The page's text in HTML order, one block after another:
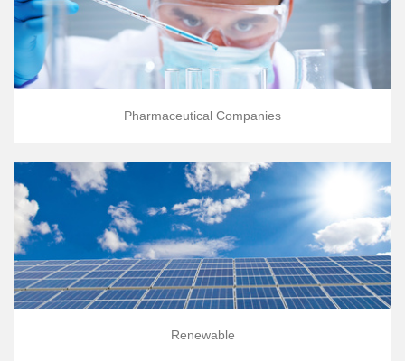
Pharmaceutical Companies
Renewable